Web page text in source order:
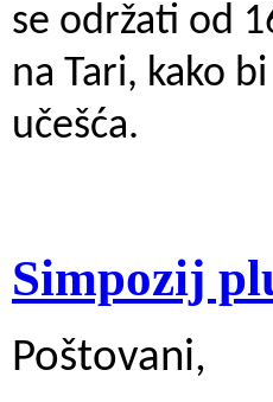
se održati od
na Tari, kako
učešća.
Simpozij
Poštovani,